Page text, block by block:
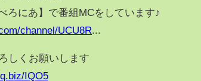
ろにあ】で番組MCをしています♪
channel/UCU8R
しくお願いします
IQO5